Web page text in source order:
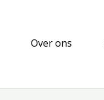
Over ons